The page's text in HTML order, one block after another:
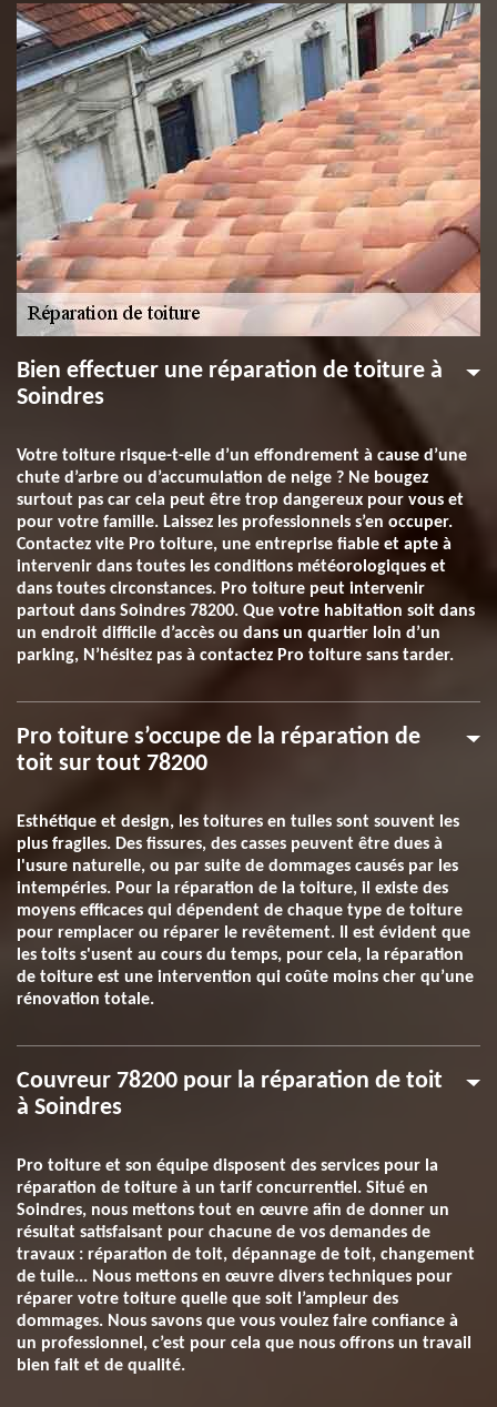
Bien effectuer une réparation de toiture à
Soindres
Votre toiture risque-t-elle d’un effondrement à cause d’une
chute d’arbre ou d’accumulation de neige ? Ne bougez
surtout pas car cela peut être trop dangereux pour vous et
pour votre famille. Laissez les professionnels s’en occuper.
Contactez vite Pro toiture, une entreprise fiable et apte à
intervenir dans toutes les conditions météorologiques et
dans toutes circonstances. Pro toiture peut intervenir
partout dans Soindres 78200. Que votre habitation soit dans
un endroit difficile d’accès ou dans un quartier loin d’un
parking, N’hésitez pas à contactez Pro toiture sans tarder.
Pro toiture s’occupe de la réparation de
toit sur tout 78200
Esthétique et design, les toitures en tuiles sont souvent les
plus fragiles. Des fissures, des casses peuvent être dues à
l'usure naturelle, ou par suite de dommages causés par les
intempéries. Pour la réparation de la toiture, il existe des
moyens efficaces qui dépendent de chaque type de toiture
pour remplacer ou réparer le revêtement. Il est évident que
les toits s'usent au cours du temps, pour cela, la réparation
de toiture est une intervention qui coûte moins cher qu’une
rénovation totale.
Couvreur 78200 pour la réparation de toit
à Soindres
Pro toiture et son équipe disposent des services pour la
réparation de toiture à un tarif concurrentiel. Situé en
Soindres, nous mettons tout en œuvre afin de donner un
résultat satisfaisant pour chacune de vos demandes de
travaux : réparation de toit, dépannage de toit, changement
de tuile... Nous mettons en œuvre divers techniques pour
réparer votre toiture quelle que soit l’ampleur des
dommages. Nous savons que vous voulez faire confiance à
un professionnel, c’est pour cela que nous offrons un travail
bien fait et de qualité.